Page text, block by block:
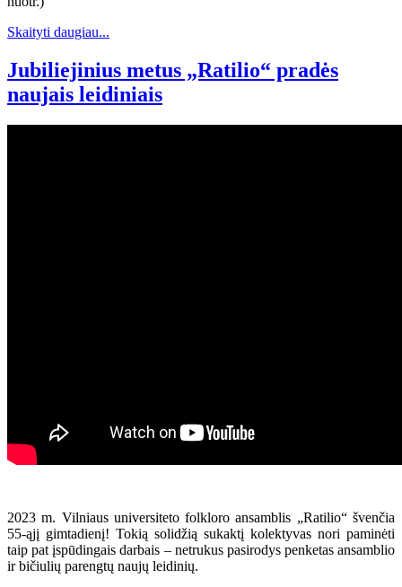
Skaityti daugiau...
Jubiliejinius metus „Ratilio“ pradės
naujais leidiniais
2023 m. Vilniaus universiteto folkloro ansamblis „Ratilio“ švenčia
55-ąjį gimtadienį! Tokią solidžią sukaktį kolektyvas nori paminėti
taip pat įspūdingais darbais – netrukus pasirodys penketas ansamblio
ir bičiulių parengtų naujų leidinių.